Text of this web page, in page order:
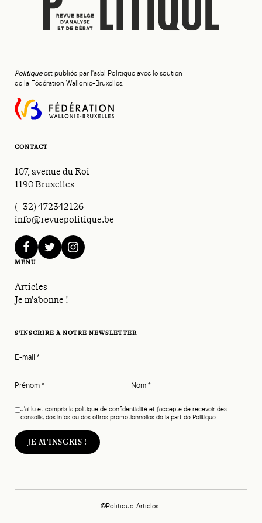
Politiqueest publiée par l'asbl Politique avec le soutien
de la Fédération Wallonie-Bruxelles.
CONTACT
107, avenue du Roi
1190 Bruxelles
(+32) 472342126
info@revuepolitique.be
facebooktwitterinstagram
MENU
Articles
Je m'abonne !
S'INSCRIRE À NOTRE NEWSLETTER
E-mail *
Prénom* Nom*
J'ai lu et compris la politique de confidentialité et j'accepte de recevoir des
conseils, des infos ou des offres promotionnelles de la part de Politique.
©Politique Articles